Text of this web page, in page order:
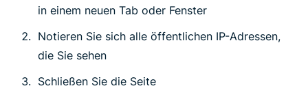
in einem neuen Tab oder Fenster
Notieren Sie sich alle öffentlichen IP-Adressen,
die Sie sehen
Schließen Sie die Seite